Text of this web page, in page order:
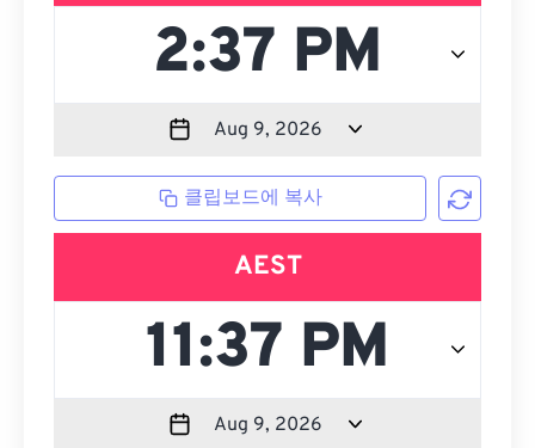
클립보드에 복사
AEST